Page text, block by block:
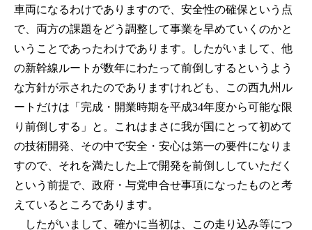
車両になるわけでありますので、安全性の確保という点
で、両方の課題をどう調整して事業を早めていくのかと
いうことであったわけであります。したがいまして、他
の新幹線ルートが数年にわたって前倒しするというよう
な方針が示されたのでありますけれども、この西九州ル
ートだけは「完成・開業時期を平成34年度から可能な限
り前倒しする」と。これはまさに我が国にとって初めて
の技術開発、その中で安全・安心は第一の要件になりま
すので、それを満たした上で開発を前倒ししていただく
という前提で、政府・与党申合せ事項になったものと考
えているところであります。
したがいまして、確かに当初は、この走り込み等につ